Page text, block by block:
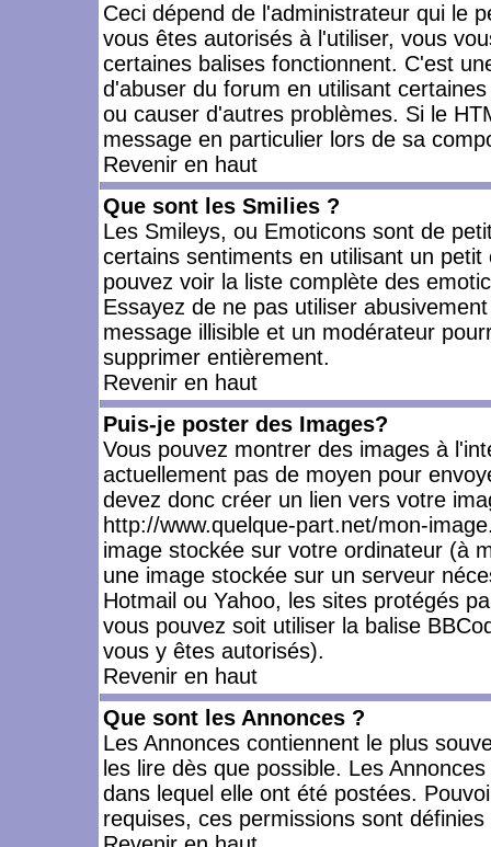
Ceci dépend de l'administrateur qui le
vous êtes autorisés à l'utiliser, vous
certaines balises fonctionnent. C'est
d'abuser du forum en utilisant
ou causer d'autres problèmes. Si le
message en particulier lors de sa
Revenir en haut
Que sont les Smilies ?
Les Smileys, ou Emoticons sont de
certains sentiments en utilisant un
pouvez voir la liste complète des
Essayez de ne pas utiliser
message illisible et un modérateur
supprimer entièrement.
Revenir en haut
Puis-je poster des Images?
Vous pouvez montrer des images à
actuellement pas de moyen pour
devez donc créer un lien vers votre
http://www.quelque-part.net/mon-
image stockée sur votre ordinateur (à
une image stockée sur un serveur
Hotmail ou Yahoo, les sites protégés
vous pouvez soit utiliser la balise
vous y êtes autorisés).
Revenir en haut
Que sont les Annonces ?
Les Annonces contiennent le plus
les lire dès que possible. Les
dans lequel elle ont été postées.
requises, ces permissions sont